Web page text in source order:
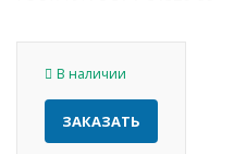
В наличии
ЗАКАЗАТЬ